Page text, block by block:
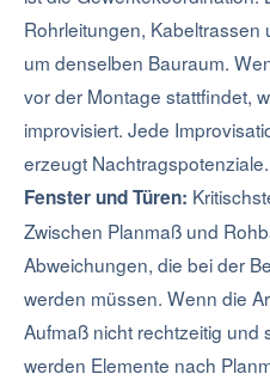
Rohrleitungen, Kabeltrassen
um denselben Bauraum.
vor der Montage stattfindet,
improvisiert. Jede
erzeugt Nachtragspotenziale.
Fenster und Türen:
Zwischen Planmaß und
Abweichungen, die bei der
werden müssen. Wenn die
Aufmaß nicht rechtzeitig und
werden Elemente nach